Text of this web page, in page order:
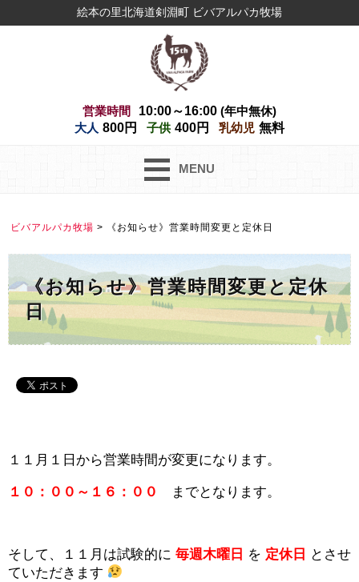
絵本の里北海道剣淵町 ビバアルパカ牧場
営業時間 10:00～16:00 (年中無休)
大人 800円 子供 400円 乳幼児 無料
MENU
ビバアルパカ牧場 > 《お知らせ》営業時間変更と定休日
《お知らせ》営業時間変更と定休
日
１１月１日から営業時間が変更になります。
１０：００～１６：００ までとなります。
そして、１１月は試験的に 毎週木曜日 を 定休日
とさせ
ていただきます